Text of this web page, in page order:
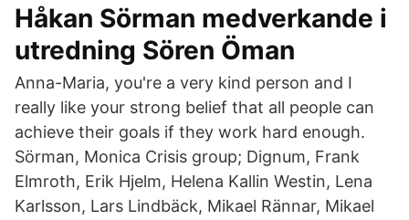
Håkan Sörman medverkande i
utredning Sören Öman
Anna-Maria, you're a very kind person and I
really like your strong belief that all people can
achieve their goals if they work hard enough.
Sörman, Monica Crisis group; Dignum, Frank
Elmroth, Erik Hjelm, Helena Kallin Westin, Lena
Karlsson, Lars Lindbäck, Mikael Rännar, Mikael